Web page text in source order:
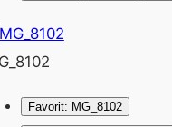
Favorit: MG_8102